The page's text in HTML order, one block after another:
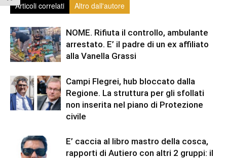
Articoli correlati Altro dall'autore
NOME. Rifiuta il controllo, ambulante
arrestato. E’ il padre di un ex affiliato
alla Vanella Grassi
Campi Flegrei, hub bloccato dalla
Regione. La struttura per gli sfollati
non inserita nel piano di Protezione
civile
E’ caccia al libro mastro della cosca,
rapporti di Autiero con altri 2 gruppi: il